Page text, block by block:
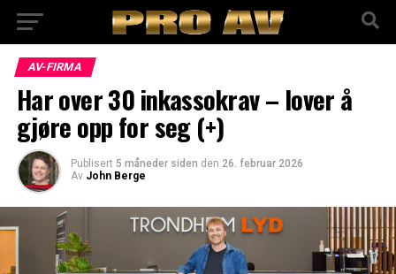
AV-FIRMA
Har over 30 inkassokrav – lover å
gjøre opp for seg (+)
Publisert 5 måneder siden den 26. februar 2026
Av John Berge